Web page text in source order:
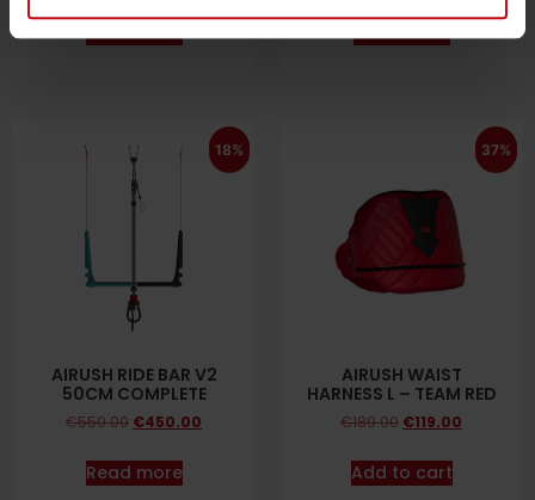
18%
AIRUSH RIDE BAR V2
50CM COMPLETE
€550.00 €450.00
Read more
37%
AIRUSH WAIST
HARNESS L – TEAM RED
€189.00 €119.00
Add to cart